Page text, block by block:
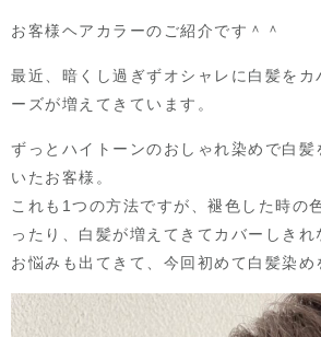
お客様ヘアカラーのご紹介です＾＾
最近、暗くし過ぎずオシャレに白髪をカ
ーズが増えてきています。
ずっとハイトーンのおしゃれ染めで白髪
いたお客様。
これも1つの方法ですが、褪色した時の
ったり、白髪が増えてきてカバーしきれ
お悩みも出てきて、今回初めて白髪染め